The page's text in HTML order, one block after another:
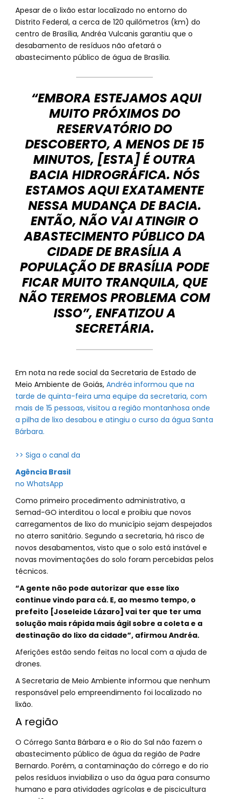
Apesar de o lixão estar localizado no entorno do
Distrito Federal, a cerca de 120 quilômetros (km) do
centro de Brasília, Andréa Vulcanis garantiu que o
desabamento de resíduos não afetará o
abastecimento público de água de Brasília.
“EMBORA ESTEJAMOS AQUI
MUITO PRÓXIMOS DO
RESERVATÓRIO DO
DESCOBERTO, A MENOS DE 15
MINUTOS, [ESTA] É OUTRA
BACIA HIDROGRÁFICA. NÓS
ESTAMOS AQUI EXATAMENTE
NESSA MUDANÇA DE BACIA.
ENTÃO, NÃO VAI ATINGIR O
ABASTECIMENTO PÚBLICO DA
CIDADE DE BRASÍLIA A
POPULAÇÃO DE BRASÍLIA PODE
FICAR MUITO TRANQUILA, QUE
NÃO TEREMOS PROBLEMA COM
ISSO”, ENFATIZOU A
SECRETÁRIA.
Em nota na rede social da Secretaria de Estado de
Meio Ambiente de Goiás, Andréa informou que na
tarde de quinta-feira uma equipe da secretaria, com
mais de 15 pessoas, visitou a região montanhosa onde
a pilha de lixo desabou e atingiu o curso da água Santa
Bárbara.
>> Siga o canal da
Agência Brasil
no WhatsApp
Como primeiro procedimento administrativo, a
Semad-GO interditou o local e proibiu que novos
carregamentos de lixo do município sejam despejados
no aterro sanitário. Segundo a secretaria, há risco de
novos desabamentos, visto que o solo está instável e
novas movimentações do solo foram percebidas pelos
técnicos.
“A gente não pode autorizar que esse lixo
continue vindo para cá. E, ao mesmo tempo, o
prefeito [Joseleide Lázaro] vai ter que ter uma
solução mais rápida mais ágil sobre a coleta e a
destinação do lixo da cidade”, afirmou Andréa.
Aferições estão sendo feitas no local com a ajuda de
drones.
A Secretaria de Meio Ambiente informou que nenhum
responsável pelo empreendimento foi localizado no
lixão.
A região
O Córrego Santa Bárbara e o Rio do Sal não fazem o
abastecimento público de água da região de Padre
Bernardo. Porém, a contaminação do córrego e do rio
pelos resíduos inviabiliza o uso da água para consumo
humano e para atividades agrícolas e de piscicultura